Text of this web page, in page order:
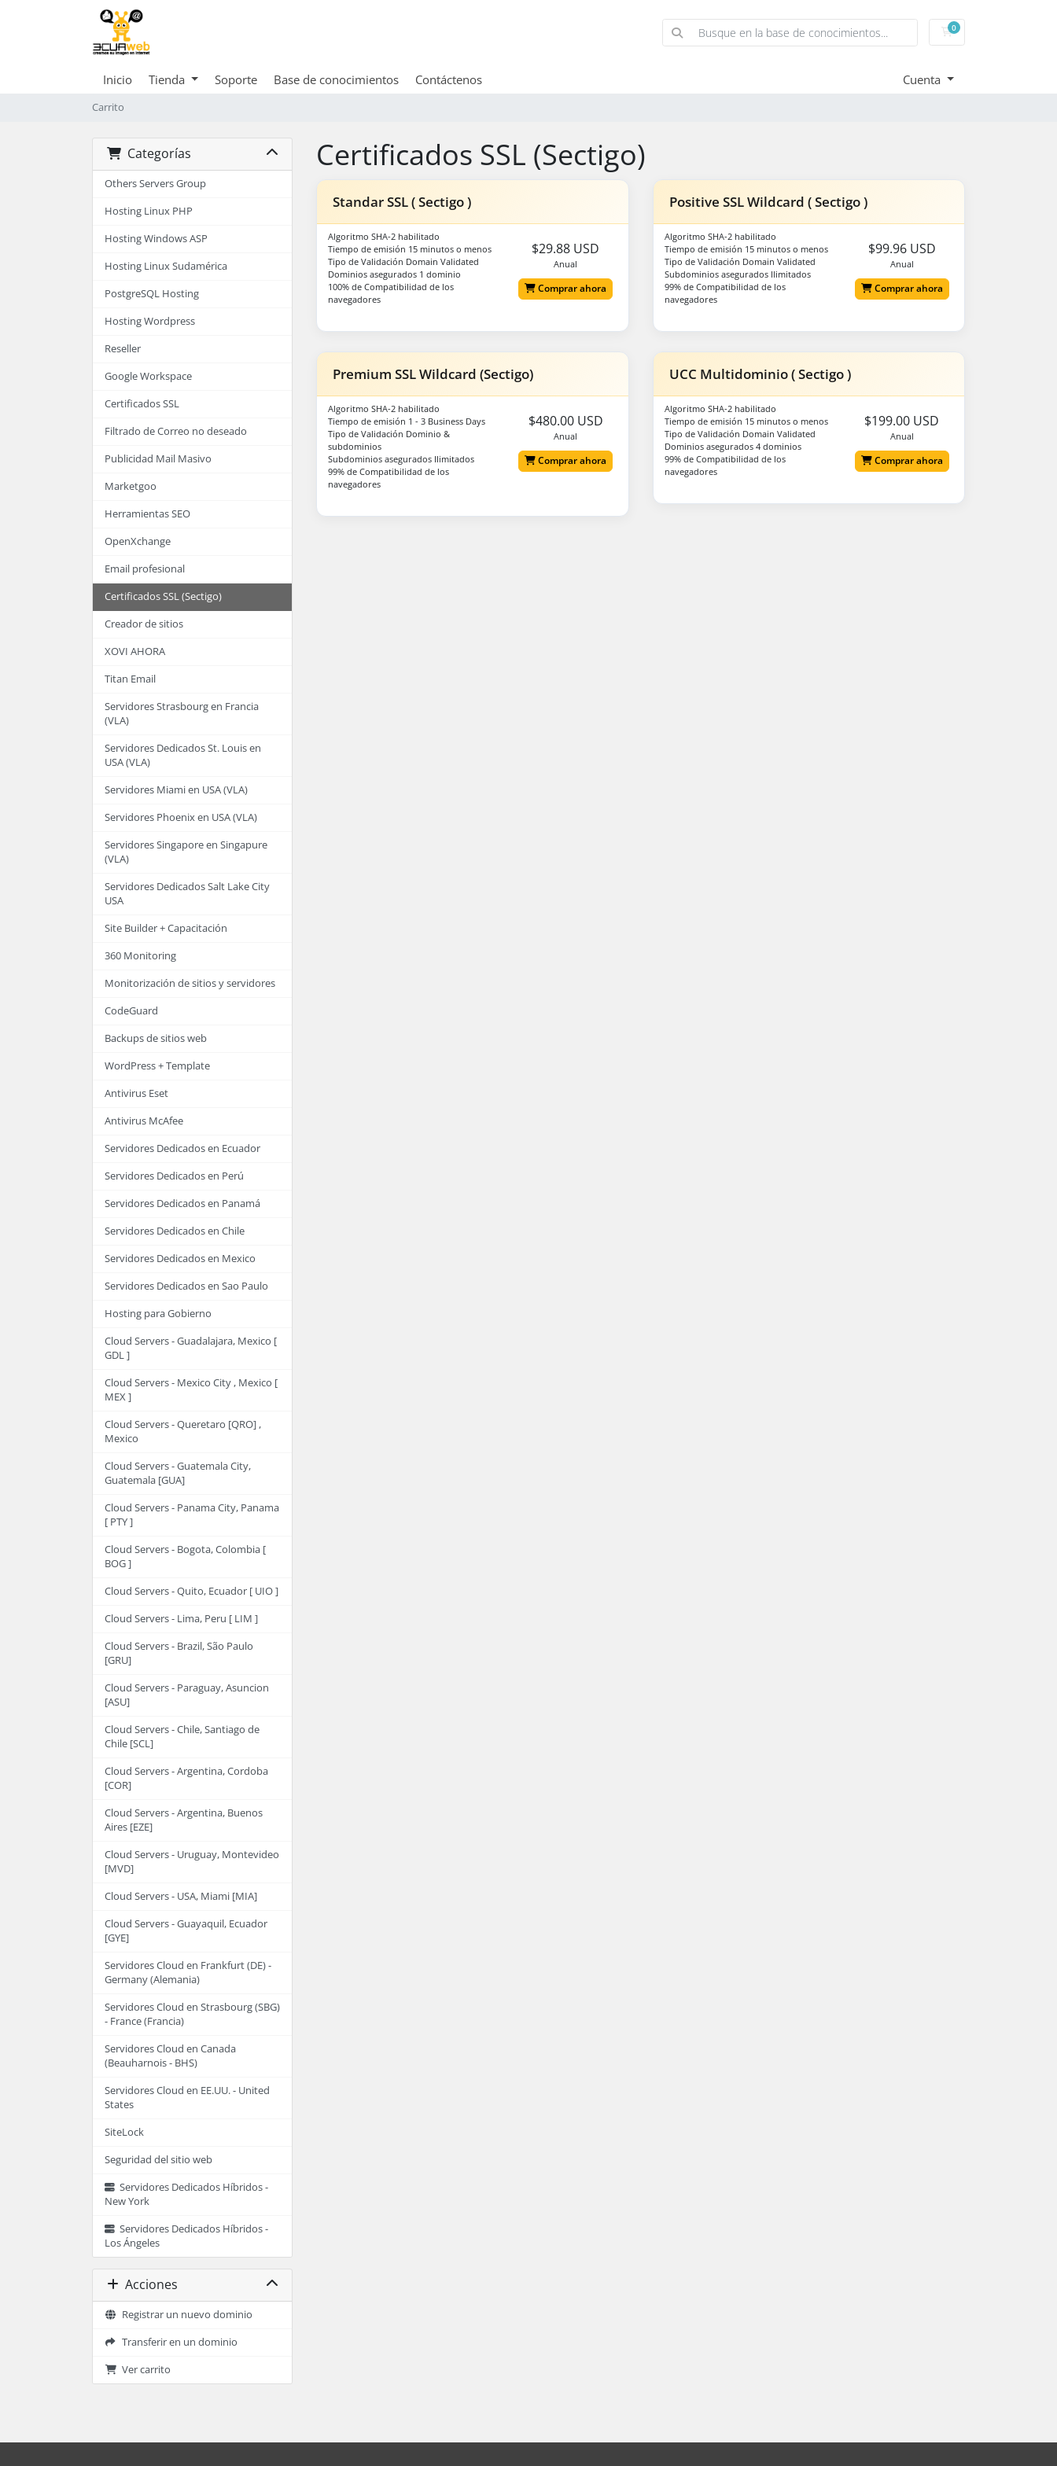
0Carrito
Inicio Tienda Soporte Base de conocimientos Contáctenos Cuenta
Carrito
Categorías
Others Servers Group
Hosting Linux PHP
Hosting Windows ASP
Hosting Linux Sudamérica
PostgreSQL Hosting
Hosting Wordpress
Reseller
Google Workspace
Certificados SSL
Filtrado de Correo no deseado
Publicidad Mail Masivo
Marketgoo
Herramientas SEO
OpenXchange
Email profesional
Certificados SSL (Sectigo)
Creador de sitios
XOVI AHORA
Titan Email
Servidores Strasbourg en Francia
(VLA)
Servidores Dedicados St. Louis en
USA (VLA)
Servidores Miami en USA (VLA)
Servidores Phoenix en USA (VLA)
Servidores Singapore en Singapure
(VLA)
Servidores Dedicados Salt Lake City
USA
Site Builder + Capacitación
360 Monitoring
Monitorización de sitios y servidores
CodeGuard
Backups de sitios web
WordPress + Template
Antivirus Eset
Antivirus McAfee
Servidores Dedicados en Ecuador
Servidores Dedicados en Perú
Servidores Dedicados en Panamá
Servidores Dedicados en Chile
Servidores Dedicados en Mexico
Servidores Dedicados en Sao Paulo
Hosting para Gobierno
Cloud Servers - Guadalajara, Mexico [
GDL ]
Cloud Servers - Mexico City , Mexico [
MEX ]
Cloud Servers - Queretaro [QRO] ,
Mexico
Cloud Servers - Guatemala City,
Guatemala [GUA]
Cloud Servers - Panama City, Panama
[ PTY ]
Cloud Servers - Bogota, Colombia [
BOG ]
Cloud Servers - Quito, Ecuador [ UIO ]
Cloud Servers - Lima, Peru [ LIM ]
Cloud Servers - Brazil, São Paulo
[GRU]
Cloud Servers - Paraguay, Asuncion
[ASU]
Cloud Servers - Chile, Santiago de
Chile [SCL]
Cloud Servers - Argentina, Cordoba
[COR]
Cloud Servers - Argentina, Buenos
Aires [EZE]
Cloud Servers - Uruguay, Montevideo
[MVD]
Cloud Servers - USA, Miami [MIA]
Cloud Servers - Guayaquil, Ecuador
[GYE]
Servidores Cloud en Frankfurt (DE) -
Germany (Alemania)
Servidores Cloud en Strasbourg (SBG)
- France (Francia)
Servidores Cloud en Canada
(Beauharnois - BHS)
Servidores Cloud en EE.UU. - United
States
SiteLock
Seguridad del sitio web
Servidores Dedicados Híbridos -
New York
Servidores Dedicados Híbridos -
Los Ángeles
Acciones
Registrar un nuevo dominio
Transferir en un dominio
Ver carrito
Certificados SSL (Sectigo)
Standar SSL ( Sectigo )
Algoritmo SHA-2 habilitado
Tiempo de emisión 15 minutos o menos
Tipo de Validación Domain Validated
Dominios asegurados 1 dominio
100% de Compatibilidad de los
navegadores
$29.88 USD
Anual
Comprar ahora
Positive SSL Wildcard ( Sectigo )
Algoritmo SHA-2 habilitado
Tiempo de emisión 15 minutos o menos
Tipo de Validación Domain Validated
Subdominios asegurados Ilimitados
99% de Compatibilidad de los
navegadores
$99.96 USD
Anual
Comprar ahora
Premium SSL Wildcard (Sectigo)
Algoritmo SHA-2 habilitado
Tiempo de emisión 1 - 3 Business Days
Tipo de Validación Dominio &
subdominios
Subdominios asegurados Ilimitados
99% de Compatibilidad de los
navegadores
$480.00 USD
Anual
Comprar ahora
UCC Multidominio ( Sectigo )
Algoritmo SHA-2 habilitado
Tiempo de emisión 15 minutos o menos
Tipo de Validación Domain Validated
Dominios asegurados 4 dominios
99% de Compatibilidad de los
navegadores
$199.00 USD
Anual
Comprar ahora